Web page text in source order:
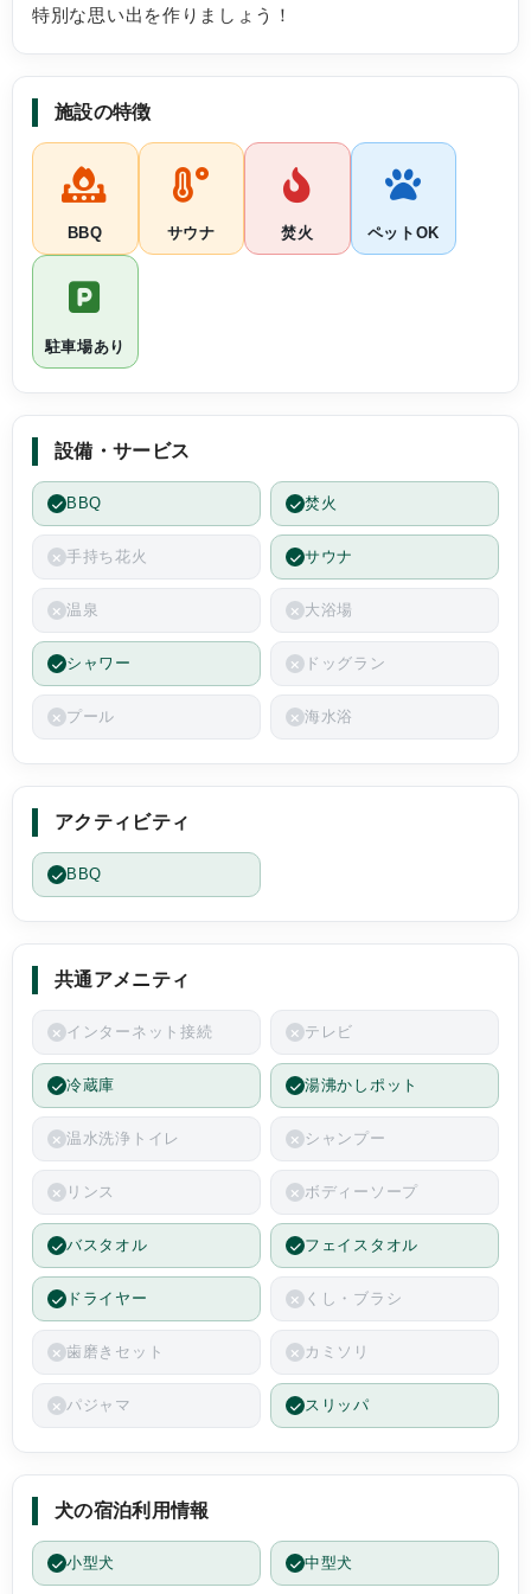
はない、糞は部屋に捨てなければならない、中
には簡易な囲いのケージ？のみという設備がペ
ットにはあまり優しくないような印象でした。
海が間近で植物なども美しくテントも良かった
だけに、もう少しホスピタリティであったり環
トイレは清潔でした。
特別な思い出を作りましょう！
施設の特徴
BBQ サウナ 焚火 ペットOK
駐車場あり
設備・サービス
BBQ 焚火
手持ち花火 サウナ
温泉 大浴場
シャワー ドッグラン
プール 海水浴
アクティビティ
BBQ
共通アメニティ
インターネット接続 テレビ
冷蔵庫 湯沸かしポット
温水洗浄トイレ シャンプー
リンス ボディーソープ
バスタオル フェイスタオル
ドライヤー くし・ブラシ
歯磨きセット カミソリ
パジャマ スリッパ
犬の宿泊利用情報
小型犬 中型犬